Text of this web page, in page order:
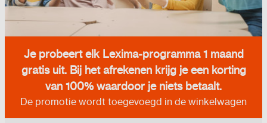
Je probeert elk Lexima-programma 1 maand
gratis uit. Bij het afrekenen krijg je een korting
van 100% waardoor je niets betaalt.
De promotie wordt toegevoegd in de winkelwagen